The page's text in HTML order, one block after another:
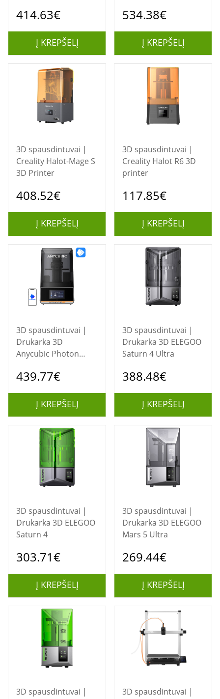
414.63€
Į KREPŠELĮ
534.38€
Į KREPŠELĮ
3D spausdintuvai |
Creality Halot-Mage S
3D Printer
408.52€
Į KREPŠELĮ
3D spausdintuvai |
Creality Halot R6 3D
printer
117.85€
Į KREPŠELĮ
3D spausdintuvai |
Drukarka 3D
Anycubic Photon
439.77€
Į KREPŠELĮ
3D spausdintuvai |
Drukarka 3D ELEGOO
Saturn 4 Ultra
388.48€
Į KREPŠELĮ
3D spausdintuvai |
Drukarka 3D ELEGOO
Saturn 4
303.71€
Į KREPŠELĮ
3D spausdintuvai |
Drukarka 3D ELEGOO
Mars 5 Ultra
269.44€
Į KREPŠELĮ
3D spausdintuvai |
3D spausdintuvai |